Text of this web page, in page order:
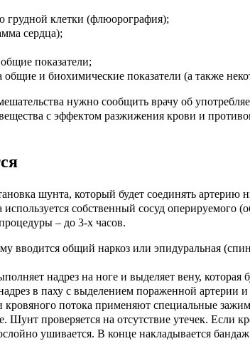
грудной клетки (флюорография);
сердца);
показатели;
общие и биохимические показатели (а также
нужно сообщить врачу об
с эффектом разжижения крови и
шунта, который будет соединять артерию
используется собственный сосуд
– до 3-х часов.
вводится общий наркоз или эпидуральная
надрез на ноге и выделяет вену, которая
в паху с выделением пораженной
кровяного потока применяют специальные
Шунт проверяется на отсутствие утечек. Если
ушивается. В конце накладывается